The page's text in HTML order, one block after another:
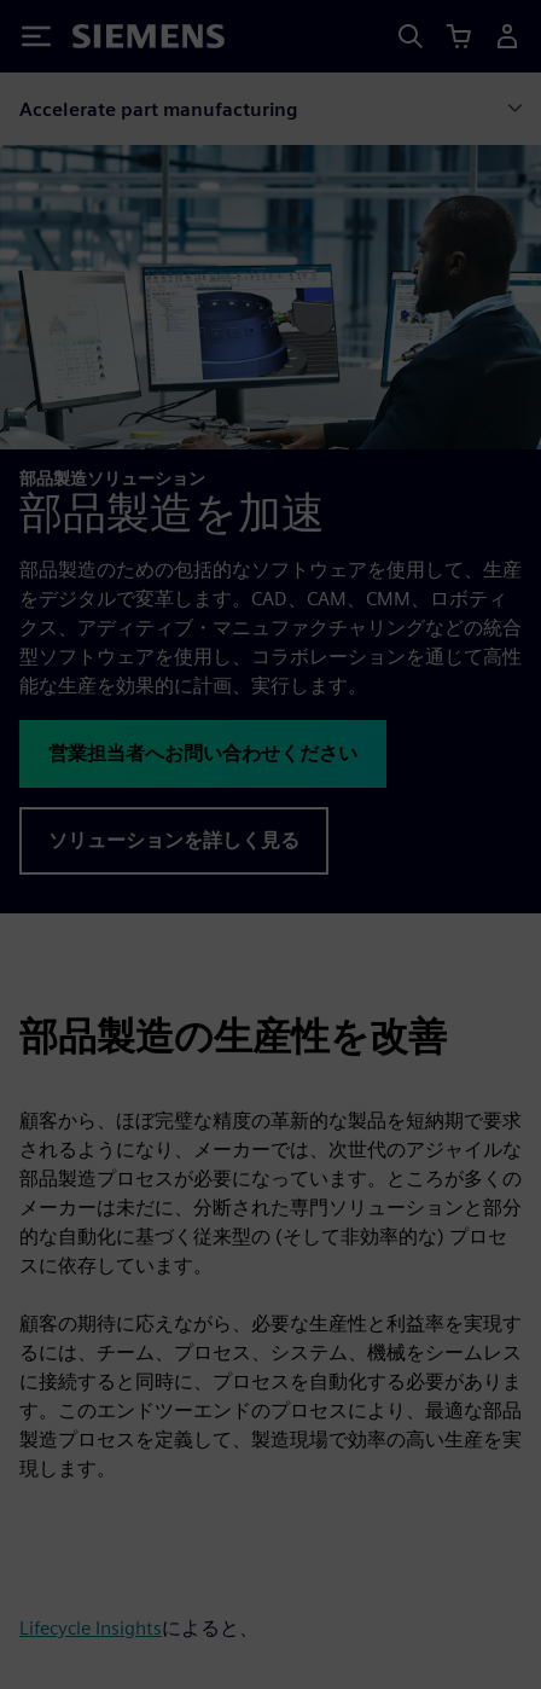
Siemens
Accelerate part manufacturing
部品製造ソリューション
部品製造を加速
部品製造のための包括的なソフトウェアを使用して、生産
をデジタルで変革します。CAD、CAM、CMM、ロボティ
クス、アディティブ・マニュファクチャリングなどの統合
型ソフトウェアを使用し、コラボレーションを通じて高性
能な生産を効果的に計画、実行します。
営業担当者へお問い合わせください
ソリューションを詳しく見る
部品製造の生産性を改善
顧客から、ほぼ完璧な精度の革新的な製品を短納期で要求
されるようになり、メーカーでは、次世代のアジャイルな
部品製造プロセスが必要になっています。ところが多くの
メーカーは未だに、分断された専門ソリューションと部分
的な自動化に基づく従来型の (そして非効率的な) プロセ
スに依存しています。
顧客の期待に応えながら、必要な生産性と利益率を実現す
るには、チーム、プロセス、システム、機械をシームレス
に接続すると同時に、プロセスを自動化する必要がありま
す。このエンドツーエンドのプロセスにより、最適な部品
製造プロセスを定義して、製造現場で効率の高い生産を実
現します。
Lifecycle Insightsによると、